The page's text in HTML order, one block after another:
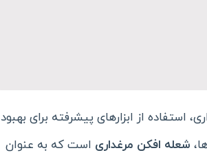
از ابزارهای پیشرفته برای بهبود
شعله افکن مرغداری است که به عنوان